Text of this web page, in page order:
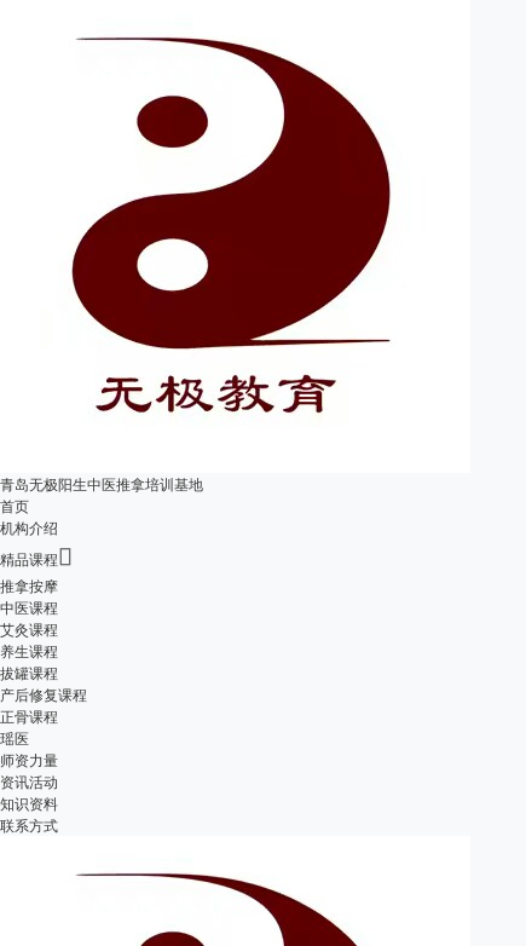
青岛无极阳生中医推拿培训基地
首页
机构介绍
精品课程
推拿按摩
中医课程
艾灸课程
养生课程
拔罐课程
产后修复课程
正骨课程
瑶医
师资力量
资讯活动
知识资料
联系方式